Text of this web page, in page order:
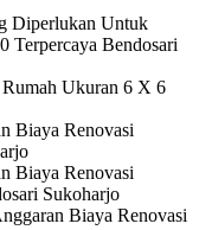
Diperlukan Untuk
Terpercaya Bendosari
Ukuran 6 X 6
Biaya Renovasi
Biaya Renovasi
Sukoharjo
Biaya Renovasi